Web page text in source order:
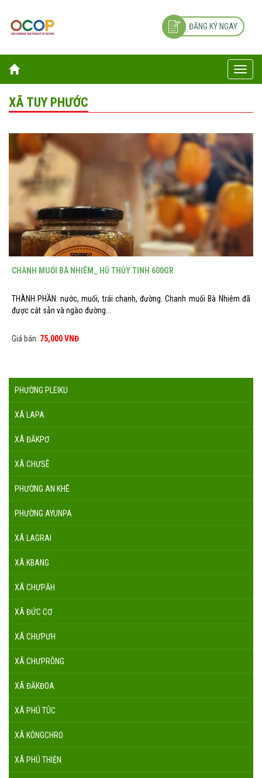
ĐĂNG KÝ NGAY
Toggle
XÃ TUY PHƯỚC
CHANH MUỐI BÀ NHIÊM_ HŨ THỦY TINH 600GR
THÀNH PHẦN: nước, muối, trái chanh, đường. Chanh muối Bà Nhiêm đã
được cắt sẵn và ngào đường...
Giá bán: 75,000 VNĐ
PHƯỜNG PLEIKU
XÃ LAPA
XÃ ĐĂKPƠ
XÃ CHƯSÊ
PHƯỜNG AN KHÊ
PHƯỜNG AYUNPA
XÃ LAGRAI
XÃ KBANG
XÃ CHƯPĂH
XÃ ĐỨC CƠ
XÃ CHƯPƯH
XÃ CHƯPRÔNG
XÃ ĐĂKĐOA
XÃ PHÚ TÚC
XÃ KÔNGCHRO
XÃ PHÚ THIỆN